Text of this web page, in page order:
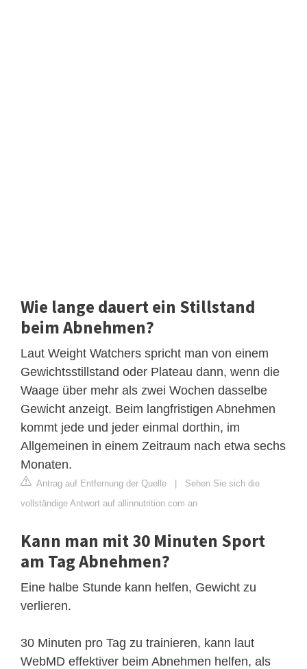
Wie lange dauert ein Stillstand
beim Abnehmen?
Laut Weight Watchers spricht man von einem
Gewichtsstillstand oder Plateau dann, wenn die
Waage über mehr als zwei Wochen dasselbe
Gewicht anzeigt. Beim langfristigen Abnehmen
kommt jede und jeder einmal dorthin, im
Allgemeinen in einem Zeitraum nach etwa sechs
Monaten.
Antrag auf Entfernung der Quelle | Sehen Sie sich die
vollständige Antwort auf allinnutrition.com an
Kann man mit 30 Minuten Sport
am Tag Abnehmen?
Eine halbe Stunde kann helfen, Gewicht zu
verlieren.
30 Minuten pro Tag zu trainieren, kann laut
WebMD effektiver beim Abnehmen helfen, als